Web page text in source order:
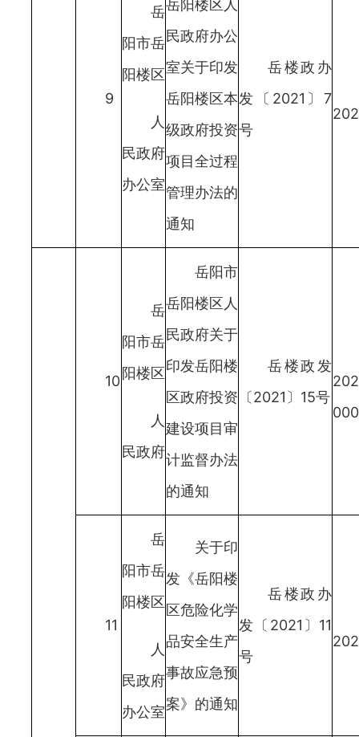
9
岳
阳市岳
阳楼区
人
民政府
办公室
岳阳楼区人
民政府办公
室关于印发
岳阳楼区本
级政府投资
项目全过程
管理办法的
通知
岳楼政办
发〔2021〕7
号
10
岳
阳市岳
阳楼区
人
民政府
岳阳市
岳阳楼区人
民政府关于
印发岳阳楼
区政府投资
建设项目审
计监督办法
的通知
岳楼政发
〔2021〕15号
11
岳
阳市岳
阳楼区
人
民政府
办公室
关于印
发《岳阳楼
区危险化学
品安全生产
事故应急预
案》的通知
岳楼政办
发〔2021〕11
号